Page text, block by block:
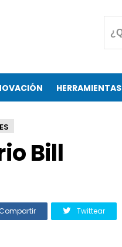
HERRAMIENTAS
Bill
Compartir Twittear